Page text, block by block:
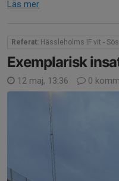
Läs mer
Referat: Hässleholms IF vit -
Exemplarisk
12 maj, 13:36 0